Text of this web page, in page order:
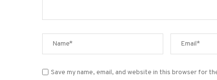
Save my name, email, and website in this browser for